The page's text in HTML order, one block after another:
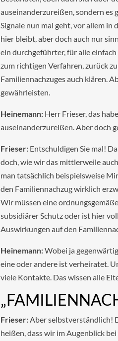
auseinanderzureißen, sondern es
Signale nun mal geht, vor allem in
hier bleibt, aber doch auch nur
ein durchgeführter, für alle
zum richtigen Verfahren, zurück
Familiennachzuges auch klären.
gewährleisten.
Heinemann: Herr Frieser, das
auseinanderzureißen. Aber doch
Frieser: Entschuldigen Sie mal!
doch, wie wir das mittlerweile
man tatsächlich beispielsweise
den Familiennachzug wirklich
Wir müssen eine
subsidiärer Schutz oder ist hier
Auswirkungen auf den
Heinemann:Wobei ja
eine oder andere ist verheiratet.
viele Kontakte. Das wissen alle
Frieser:Aber selbstverständlich!
heißen, dass wir im Augenblick